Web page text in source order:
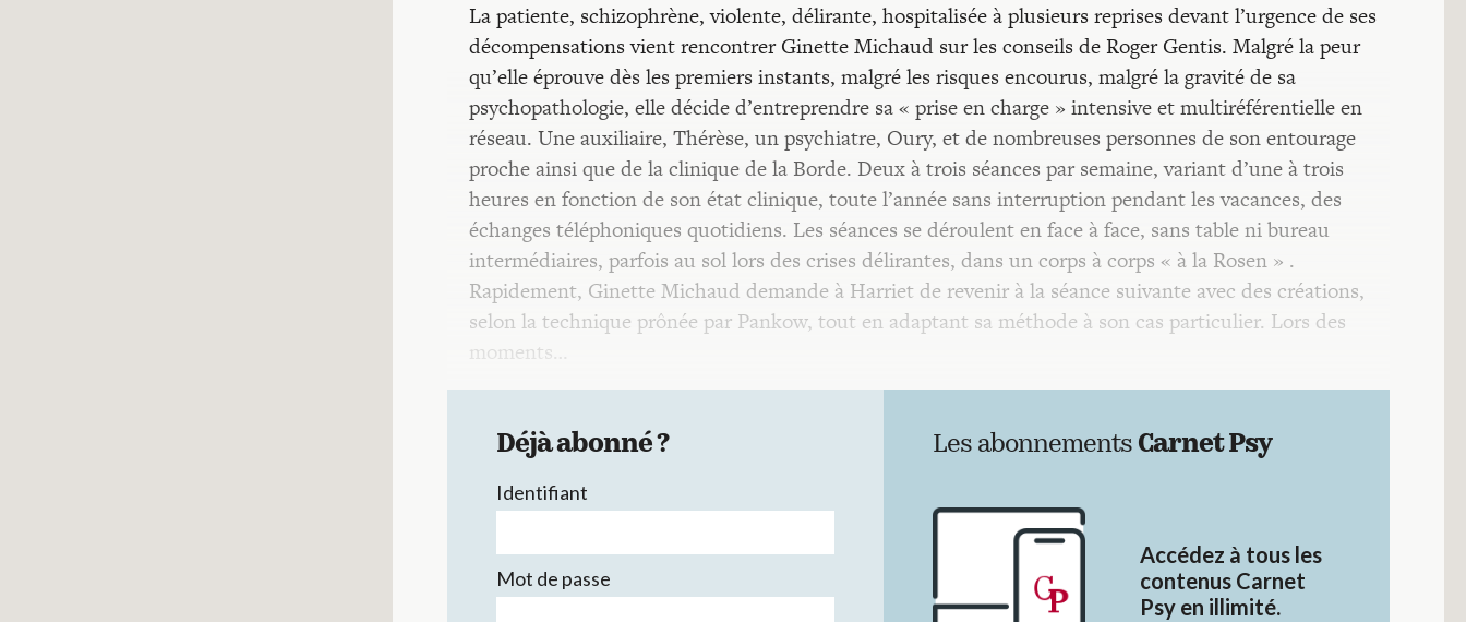
La patiente, schizophrène, violente, délirante, hospitalisée à plusieurs reprises devant l’urgence de ses
décompensations vient rencontrer Ginette Michaud sur les conseils de Roger Gentis. Malgré la peur
qu’elle éprouve dès les premiers instants, malgré les risques encourus, malgré la gravité de sa
psychopathologie, elle décide d’entreprendre sa « prise en charge » intensive et multiréférentielle en
réseau. Une auxiliaire, Thérèse, un psychiatre, Oury, et de nombreuses personnes de son entourage
proche ainsi que de la clinique de la Borde. Deux à trois séances par semaine, variant d’une à trois
heures en fonction de son état clinique, toute l’année sans interruption pendant les vacances, des
échanges téléphoniques quotidiens. Les séances se déroulent en face à face, sans table ni bureau
intermédiaires, parfois au sol lors des crises délirantes, dans un corps à corps « à la Rosen » .
Rapidement, Ginette Michaud demande à Harriet de revenir à la séance suivante avec des créations,
selon la technique prônée par Pankow, tout en adaptant sa méthode à son cas particulier. Lors des
moments…
Déjà abonné ?
Identifiant
Mot de passe
Les abonnements Carnet Psy
Accédez à tous les
contenus Carnet
Psy en illimité.